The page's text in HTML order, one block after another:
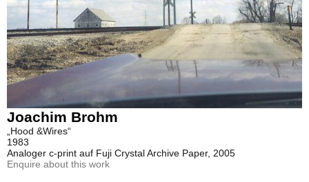
Joachim Brohm
„Hood &Wires“
1983
Analoger c-print auf Fuji Crystal Archive Paper, 2005
Enquire about this work